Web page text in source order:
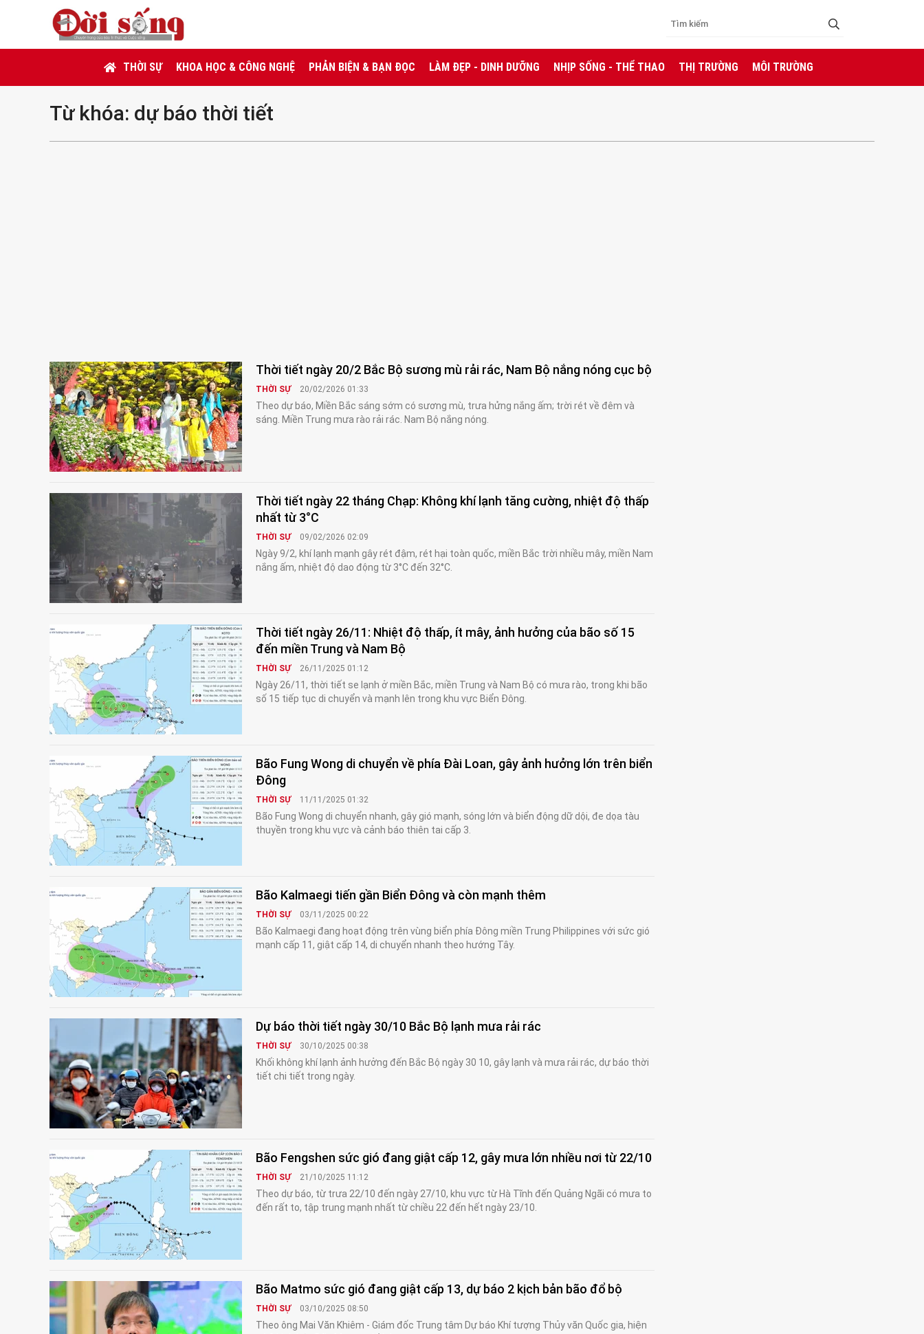
THỜI SỰ KHOA HỌC & CÔNG NGHỆ PHẢN BIỆN & BẠN ĐỌC LÀM ĐẸP - DINH DƯỠNG NHỊP SỐNG - THỂ THAO THỊ TRƯỜNG MÔI TRƯỜNG
Từ khóa: dự báo thời tiết
Thời tiết ngày 20/2 Bắc Bộ sương mù rải rác, Nam Bộ nắng nóng cục bộ
THỜI SỰ 20/02/2026 01:33
Theo dự báo, Miền Bắc sáng sớm có sương mù, trưa hửng nắng ấm; trời rét về đêm và
sáng. Miền Trung mưa rào rải rác. Nam Bộ nắng nóng.
Thời tiết ngày 22 tháng Chạp: Không khí lạnh tăng cường, nhiệt độ thấp
nhất từ 3°C
THỜI SỰ 09/02/2026 02:09
Ngày 9/2, khí lạnh mạnh gây rét đậm, rét hại toàn quốc, miền Bắc trời nhiều mây, miền Nam
nắng ấm, nhiệt độ dao động từ 3°C đến 32°C.
Thời tiết ngày 26/11: Nhiệt độ thấp, ít mây, ảnh hưởng của bão số 15
đến miền Trung và Nam Bộ
THỜI SỰ 26/11/2025 01:12
Ngày 26/11, thời tiết se lạnh ở miền Bắc, miền Trung và Nam Bộ có mưa rào, trong khi bão
số 15 tiếp tục di chuyển và mạnh lên trong khu vực Biển Đông.
Bão Fung Wong di chuyển về phía Đài Loan, gây ảnh hưởng lớn trên biển
Đông
THỜI SỰ 11/11/2025 01:32
Bão Fung Wong di chuyển nhanh, gây gió mạnh, sóng lớn và biển động dữ dội, đe dọa tàu
thuyền trong khu vực và cảnh báo thiên tai cấp 3.
Bão Kalmaegi tiến gần Biển Đông và còn mạnh thêm
THỜI SỰ 03/11/2025 00:22
Bão Kalmaegi đang hoạt động trên vùng biển phía Đông miền Trung Philippines với sức gió
mạnh cấp 11, giật cấp 14, di chuyển nhanh theo hướng Tây.
Dự báo thời tiết ngày 30/10 Bắc Bộ lạnh mưa rải rác
THỜI SỰ 30/10/2025 00:38
Khối không khí lạnh ảnh hưởng đến Bắc Bộ ngày 30 10, gây lạnh và mưa rải rác, dự báo thời
tiết chi tiết trong ngày.
Bão Fengshen sức gió đang giật cấp 12, gây mưa lớn nhiều nơi từ 22/10
THỜI SỰ 21/10/2025 11:12
Theo dự báo, từ trưa 22/10 đến ngày 27/10, khu vực từ Hà Tĩnh đến Quảng Ngãi có mưa to
đến rất to, tập trung mạnh nhất từ chiều 22 đến hết ngày 23/10.
Bão Matmo sức gió đang giật cấp 13, dự báo 2 kịch bản bão đổ bộ
THỜI SỰ 03/10/2025 08:50
Theo ông Mai Văn Khiêm - Giám đốc Trung tâm Dự báo Khí tượng Thủy văn Quốc gia, hiện